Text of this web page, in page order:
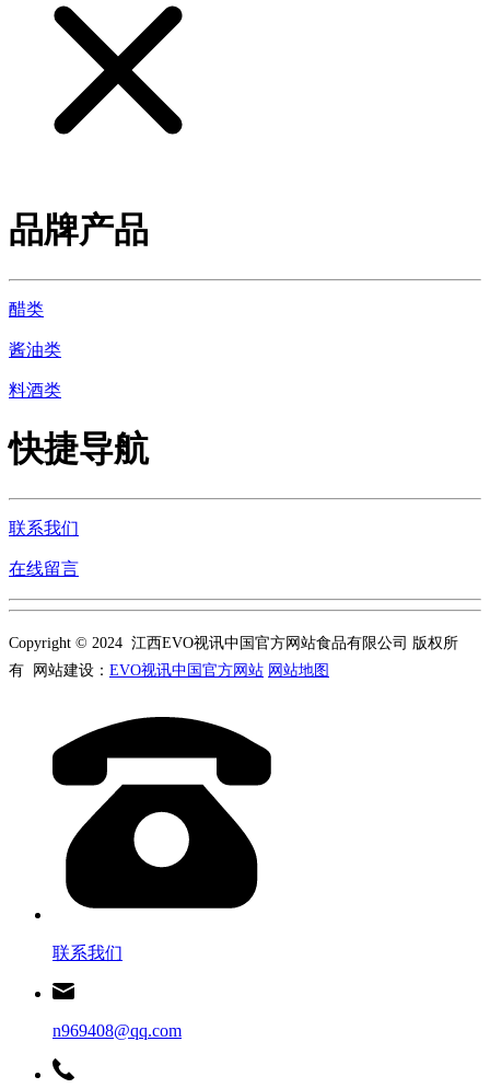
品牌产品
醋类
酱油类
料酒类
快捷导航
联系我们
在线留言
Copyright © 2024 江西EVO视讯中国官方网站食品有限公司 版权所
有 网站建设： EVO视讯中国官方网站 网站地图
联系我们
n969408@qq.com